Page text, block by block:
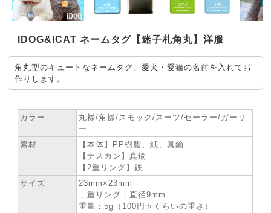
IDOG&ICAT ネームタグ【迷子札角丸】洋服
角丸型のキュートなネームタグ。愛犬・愛猫の名前を入れてお
作りします。
カラー
丸襟/角襟/スモック/スーツ/セーラー/ガーリ
ー
素材
【本体】PP樹脂、紙、真鍮
【ナスカン】真鍮
【2重リング】鉄
サイズ
23mm×23mm
二重リング：直径9mm
重量：5g（100円玉くらいの重さ）